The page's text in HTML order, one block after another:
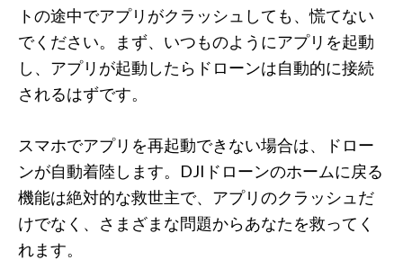
トの途中でアプリがクラッシュしても、慌てない
でください。まず、いつものようにアプリを起動
し、アプリが起動したらドローンは自動的に接続
されるはずです。
スマホでアプリを再起動できない場合は、ドロー
ンが自動着陸します。DJIドローンのホームに戻る
機能は絶対的な救世主で、アプリのクラッシュだ
けでなく、さまざまな問題からあなたを救ってく
れます。